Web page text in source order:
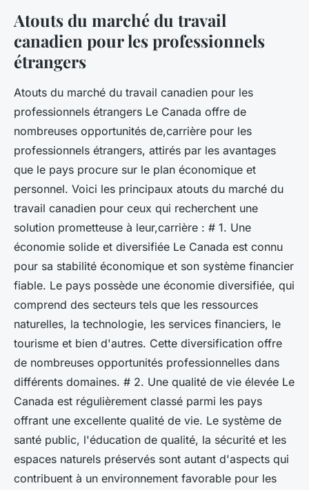
Atouts du marché du travail
canadien pour les professionnels
étrangers
Atouts du marché du travail canadien pour les
professionnels étrangers Le Canada offre de
nombreuses opportunités de,carrière pour les
professionnels étrangers, attirés par les avantages
que le pays procure sur le plan économique et
personnel. Voici les principaux atouts du marché du
travail canadien pour ceux qui recherchent une
solution prometteuse à leur,carrière : # 1. Une
économie solide et diversifiée Le Canada est connu
pour sa stabilité économique et son système financier
fiable. Le pays possède une économie diversifiée, qui
comprend des secteurs tels que les ressources
naturelles, la technologie, les services financiers, le
tourisme et bien d'autres. Cette diversification offre
de nombreuses opportunités professionnelles dans
différents domaines. # 2. Une qualité de vie élevée Le
Canada est régulièrement classé parmi les pays
offrant une excellente qualité de vie. Le système de
santé public, l'éducation de qualité, la sécurité et les
espaces naturels préservés sont autant d'aspects qui
contribuent à un environnement favorable pour les